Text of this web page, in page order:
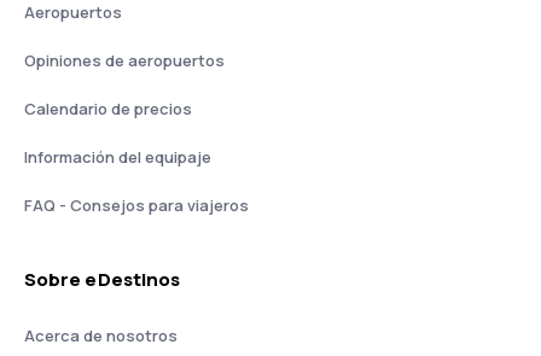
Aeropuertos
Opiniones de aeropuertos
Calendario de precios
Información del equipaje
FAQ - Consejos para viajeros
Sobre eDestinos
Acerca de nosotros